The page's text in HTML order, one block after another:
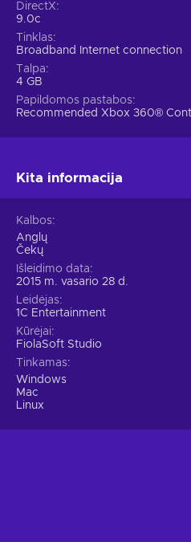
DirectX
9.0c
Tinklas
Broadband Internet connection
Talpa
4 GB
Papildomos pastabos
Recommended Xbox 360®
Kita informacija
Kalbos
Anglų
Čekų
Išleidimo data
2015 m. vasario 28 d.
Leidėjas
1C Entertainment
Kūrėjai
FiolaSoft Studio
Tinkamas
Windows
Mac
Linux